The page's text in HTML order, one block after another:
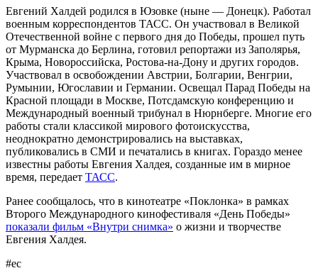
Евгений Халдей родился в Юзовке (ныне — Донецк). Работал
военным корреспондентов ТАСС. Он участвовал в Великой
Отечественной войне с первого дня до Победы, прошел путь
от Мурманска до Берлина, готовил репортажи из Заполярья,
Крыма, Новороссийска, Ростова-на-Дону и других городов.
Участвовал в освобождении Австрии, Болгарии, Венгрии,
Румынии, Югославии и Германии. Освещал Парад Победы на
Красной площади в Москве, Потсдамскую конференцию и
Международный военный трибунал в Нюрнберге. Многие его
работы стали классикой мирового фотоискусства,
неоднократно демонстрировались на выставках,
публиковались в СМИ и печатались в книгах. Гораздо менее
известны работы Евгения Халдея, созданные им в мирное
время, передает ТАСС.
Ранее сообщалось, что в кинотеатре «Поклонка» в рамках
Второго Международного кинофестиваля «День Победы»
показали фильм «Внутри снимка» о жизни и творчестве
Евгения Халдея.
#ес